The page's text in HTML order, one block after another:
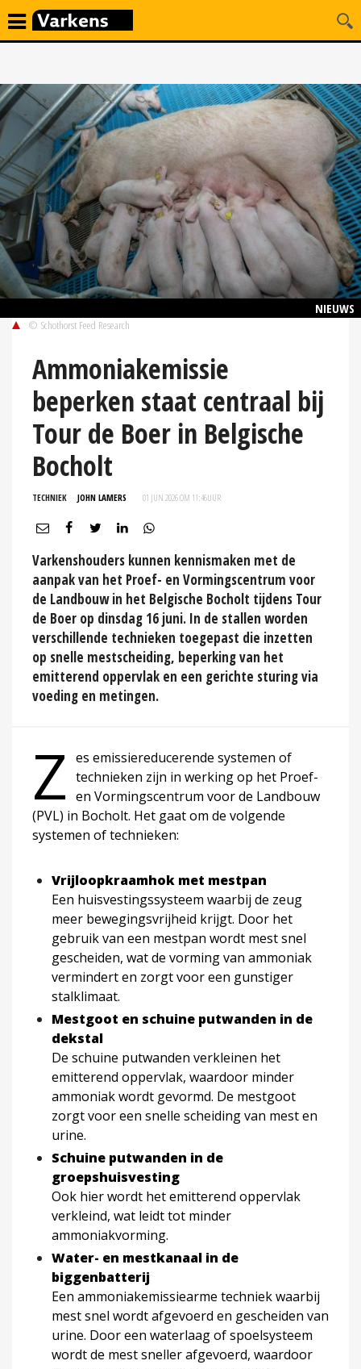
NIEUWS
© Schothorst Feed Research
Ammoniakemissie
beperken staat centraal bij
Tour de Boer in Belgische
Bocholt
TECHNIEK JOHN LAMERS 01 JUN 2026 OM 11:46UUR
Varkenshouders kunnen kennismaken met de
aanpak van het Proef- en Vormingscentrum voor
de Landbouw in het Belgische Bocholt tijdens Tour
de Boer op dinsdag 16 juni. In de stallen worden
verschillende technieken toegepast die inzetten
op snelle mestscheiding, beperking van het
emitterend oppervlak en een gerichte sturing via
voeding en metingen.
Z es emissiereducerende systemen of
technieken zijn in werking op het Proef-
en Vormingscentrum voor de Landbouw
(PVL) in Bocholt. Het gaat om de volgende
systemen of technieken:
Vrijloopkraamhok met mestpan
Een huisvestingssysteem waarbij de zeug
meer bewegingsvrijheid krijgt. Door het
gebruik van een mestpan wordt mest snel
gescheiden, wat de vorming van ammoniak
vermindert en zorgt voor een gunstiger
stalklimaat.
Mestgoot en schuine putwanden in de
dekstal
De schuine putwanden verkleinen het
emitterend oppervlak, waardoor minder
ammoniak wordt gevormd. De mestgoot
zorgt voor een snelle scheiding van mest en
urine.
Schuine putwanden in de
groepshuisvesting
Ook hier wordt het emitterend oppervlak
verkleind, wat leidt tot minder
ammoniakvorming.
Water- en mestkanaal in de
biggenbatterij
Een ammoniakemissiearme techniek waarbij
mest snel wordt afgevoerd en gescheiden van
urine. Door een waterlaag of spoelsysteem
wordt de mest sneller afgevoerd, waardoor